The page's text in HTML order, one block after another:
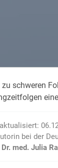
&
für
schweren
aktualisiert:
bei der
Dr. med. Julia